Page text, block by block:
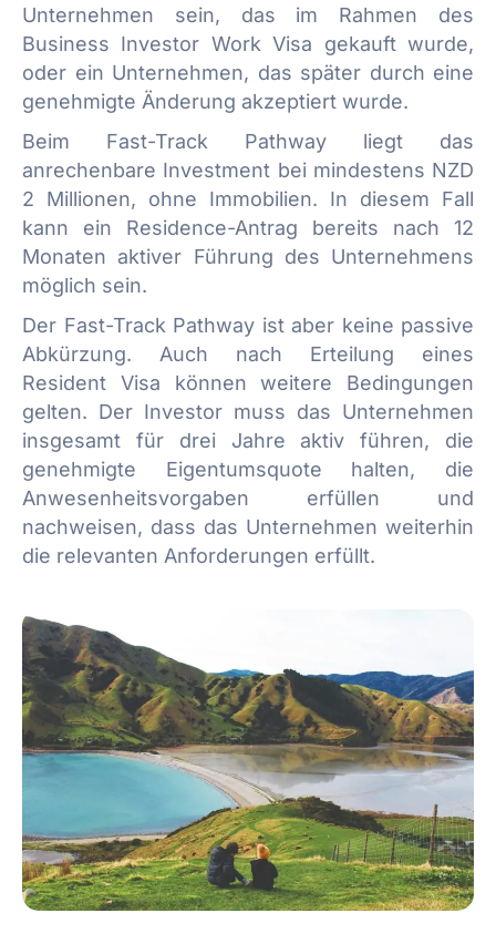
Unternehmen sein, das im Rahmen des
Business Investor Work Visa gekauft wurde,
oder ein Unternehmen, das später durch eine
genehmigte Änderung akzeptiert wurde.
Beim Fast-Track Pathway liegt das
anrechenbare Investment bei mindestens NZD
2 Millionen, ohne Immobilien. In diesem Fall
kann ein Residence-Antrag bereits nach 12
Monaten aktiver Führung des Unternehmens
möglich sein.
Der Fast-Track Pathway ist aber keine passive
Abkürzung. Auch nach Erteilung eines
Resident Visa können weitere Bedingungen
gelten. Der Investor muss das Unternehmen
insgesamt für drei Jahre aktiv führen, die
genehmigte Eigentumsquote halten, die
Anwesenheitsvorgaben erfüllen und
nachweisen, dass das Unternehmen weiterhin
die relevanten Anforderungen erfüllt.